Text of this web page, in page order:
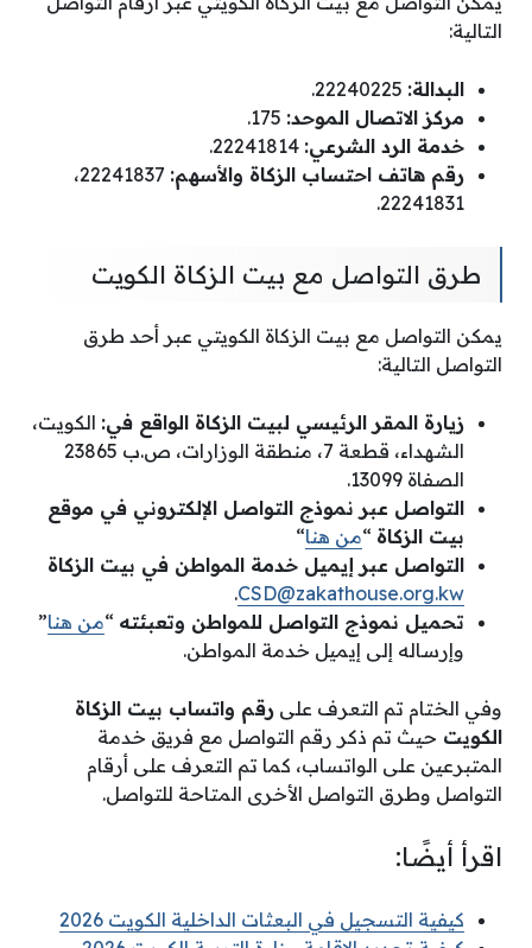
التالية:
البدالة:
مركز الاتصال الموحد:
خدمة الرد الشرعي:
رقم هاتف احتساب الزكاة والأسهم:
22241837،
22241831.
طرق التواصل مع بيت الزكاة الكويت
يمكن التواصل مع بيت الزكاة الكويتي عبر أحد طرق
التواصل التالية:
زيارة المقر الرئيسي لبيت الزكاة الواقع في: الكويت،
الشهداء، قطعة 7، منطقة الوزارات، ص.ب 23865
الصفاة 13099.
التواصل عبر نموذج التواصل الإلكتروني في موقع
بيت الزكاة “من هنا“
التواصل عبر إيميل خدمة المواطن في بيت الزكاة
CSD@zakathouse.org.kw
.
تحميل نموذج التواصل للمواطن وتعبئته “من هنا”
وإرساله إلى إيميل خدمة المواطن.
وفي الختام تم التعرف على رقم واتساب بيت الزكاة
الكويت حيث تم ذكر رقم التواصل مع فريق خدمة
المتبرعين على الواتساب، كما تم التعرف على أرقام
التواصل وطرق التواصل الأخرى المتاحة للتواصل.
اقرأ أيضًا:
كيفية التسجيل في البعثات الداخلية الكويت 2026